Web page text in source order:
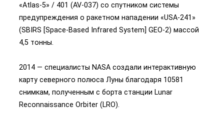
«Atlas-5» / 401 (AV-037) со спутником системы
предупреждения о ракетном нападении «USA-241»
(SBIRS [Space-Based Infrared System] GEO-2) массой
4,5 тонны.
2014 — специалисты NASA создали интерактивную
карту северного полюса Луны благодаря 10581
снимкам, полученным с борта станции Lunar
Reconnaissance Orbiter (LRO).